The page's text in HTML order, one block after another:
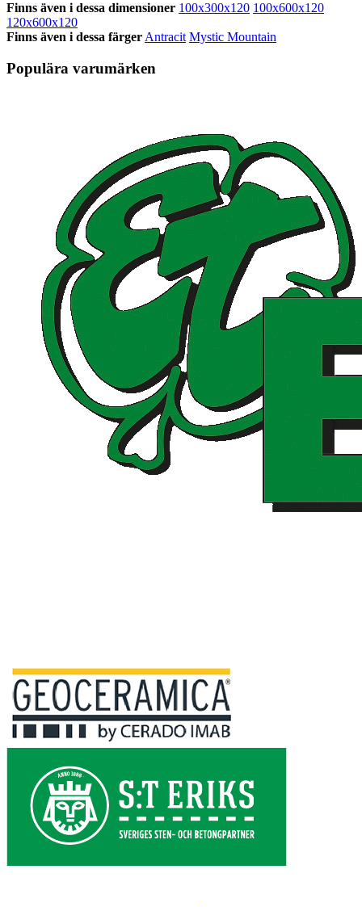
Finns även i dessa dimensioner 100x300x120 100x600x120
120x600x120
Finns även i dessa färger Antracit Mystic Mountain
Populära varumärken